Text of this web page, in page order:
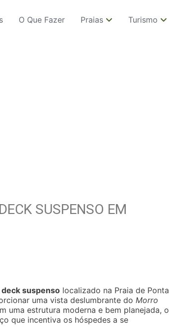
O Que Fazer Praias Turismo
SUSPENSO EM
deck suspenso localizado na Praia de Ponta
uma vista deslumbrante do Morro
uma estrutura moderna e bem planejada, o
que incentiva os hóspedes a se